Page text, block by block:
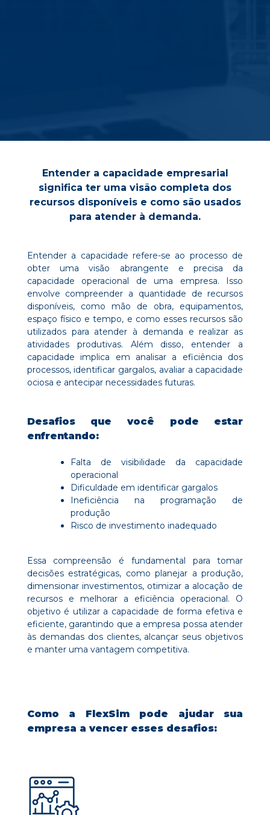
Entender a capacidade empresarial
significa ter uma visão completa dos
recursos disponíveis e como são usados
para atender à demanda.
Entender a capacidade refere-se ao processo de
obter uma visão abrangente e precisa da
capacidade operacional de uma empresa. Isso
envolve compreender a quantidade de recursos
disponíveis, como mão de obra, equipamentos,
espaço físico e tempo, e como esses recursos são
utilizados para atender à demanda e realizar as
atividades produtivas. Além disso, entender a
capacidade implica em analisar a eficiência dos
processos, identificar gargalos, avaliar a capacidade
ociosa e antecipar necessidades futuras.
Desafios que você pode estar
enfrentando:
Falta de visibilidade da capacidade
operacional
Dificuldade em identificar gargalos
Ineficiência na programação de
produção
Risco de investimento inadequado
Essa compreensão é fundamental para tomar
decisões estratégicas, como planejar a produção,
dimensionar investimentos, otimizar a alocação de
recursos e melhorar a eficiência operacional. O
objetivo é utilizar a capacidade de forma efetiva e
eficiente, garantindo que a empresa possa atender
às demandas dos clientes, alcançar seus objetivos
e manter uma vantagem competitiva.
Como a FlexSim pode ajudar sua
empresa a vencer esses desafios: